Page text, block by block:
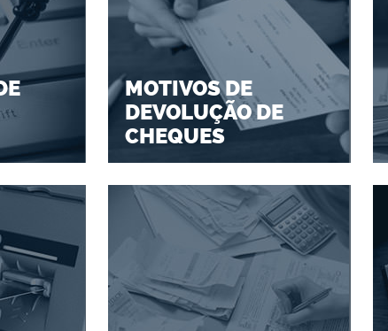
MOTIVOS DE
DEVOLUÇÃO DE
CHEQUES